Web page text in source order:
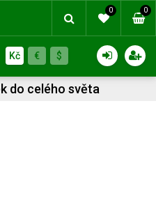
0 0
Kč € $
do celého světa